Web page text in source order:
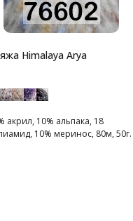
Himalaya Arya
акрил, 10% альпака, 18
10% меринос, 80м, 50г.